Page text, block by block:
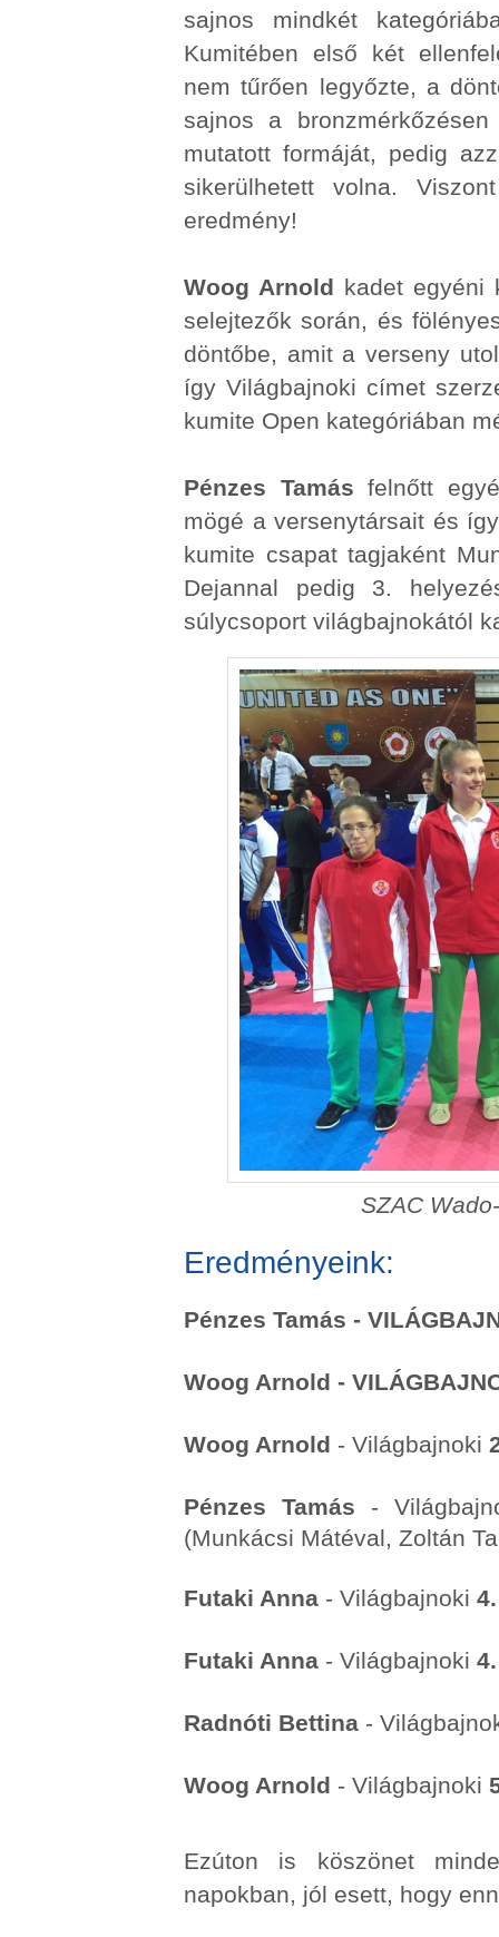
sajnos mindkét
Kumitében első két
nem tűrően legyőzte, a
sajnos a
mutatott formáját, pedig
sikerülhetett volna.
eredmény!
Woog Arnold kadet egyéni
selejtezők során, és
döntőbe, amit a verseny
így Világbajnoki címet
kumite Open kategóriában
Pénzes Tamás felnőtt
mögé a versenytársait és
kumite csapat tagjaként
Dejannal pedig 3.
súlycsoport világbajnokától
SZAC
Eredményeink:
Pénzes Tamás -
Woog Arnold -
Woog Arnold - Világbajnoki
Pénzes Tamás -
(Munkácsi Mátéval, Zoltán
Futaki Anna - Világbajnoki
Futaki Anna - Világbajnoki
Radnóti Bettina -
Woog Arnold - Világbajnoki
Ezúton is köszönet
napokban, jól esett, hogy